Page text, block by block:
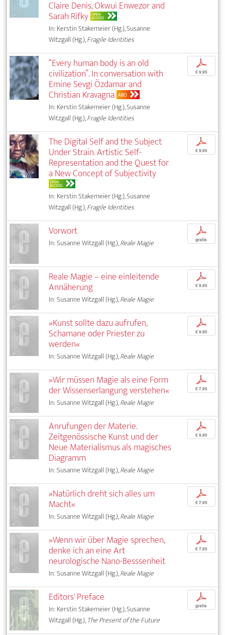
Claire Denis, Okwui Enwezor and
Sarah Rifky OPEN
ACCESS
In: Kerstin Stakemeier (Hg.), Susanne
Witzgall (Hg.),Fragile Identities
“Every human body is an old
civilization”. In conversation with
Emine Sevgi Özdamar and
Christian Kravagna ABO
In: Kerstin Stakemeier (Hg.), Susanne
Witzgall (Hg.),Fragile Identities
p
€ 9,95
The Digital Self and the Subject
Under Strain. Artistic Self-
Representation and the Quest for
a New Concept of Subjectivity
OPEN
ACCESS
In: Kerstin Stakemeier (Hg.), Susanne
Witzgall (Hg.),Fragile Identities
p
€ 9,95
Vorwort
In: Susanne Witzgall (Hg.),Reale Magie
p
gratis
Reale Magie – eine einleitende
Annäherung
In: Susanne Witzgall (Hg.),Reale Magie
p
€ 9,95
»Kunst sollte dazu aufrufen,
Schamane oder Priester zu
werden«
In: Susanne Witzgall (Hg.),Reale Magie
p
€ 9,95
»Wir müssen Magie als eine Form
der Wissenserlangung verstehen«
In: Susanne Witzgall (Hg.),Reale Magie
p
€ 7,95
Anrufungen der Materie.
Zeitgenössische Kunst und der
Neue Materialismus als magisches
Diagramm
In: Susanne Witzgall (Hg.),Reale Magie
p
€ 9,95
»Natürlich dreht sich alles um
Macht«
In: Susanne Witzgall (Hg.),Reale Magie
p
€ 7,95
»Wenn wir über Magie sprechen,
denke ich an eine Art
neurologische Nano-Besssenheit
In: Susanne Witzgall (Hg.),Reale Magie
p
€ 7,95
Editors' Preface
In: Kerstin Stakemeier (Hg.), Susanne
Witzgall (Hg.),The Present of the Future
p
gratis